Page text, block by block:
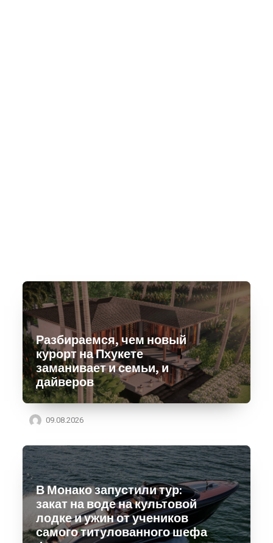
Разбираемся, чем новый
курорт на Пхукете
заманивает и семьи, и
дайверов
09.08.2026
В Монако запустили тур:
закат на воде на культовой
лодке и ужин от учеников
самого титулованного шефа